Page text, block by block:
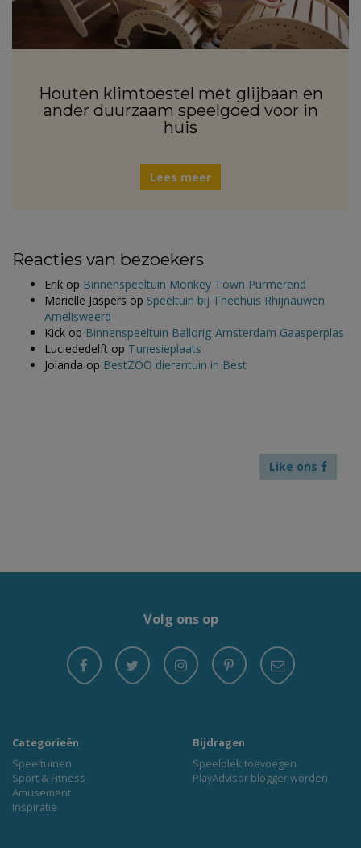
Houten klimtoestel met glijbaan en
ander duurzaam speelgoed voor in
huis
Lees meer
Reacties van bezoekers
Erik op Binnenspeeltuin Monkey Town Purmerend
Marielle Jaspers op Speeltuin bij Theehuis Rhijnauwen
Amelisweerd
Kick op Binnenspeeltuin Ballorig Amsterdam Gaasperplas
Luciededelft op Tunesiëplaats
Jolanda op BestZOO dierentuin in Best
Like ons
Volg ons op
Categorieën
Speeltuinen
Sport & Fitness
Amusement
Inspiratie
Bijdragen
Speelplek toevoegen
PlayAdvisor blogger worden